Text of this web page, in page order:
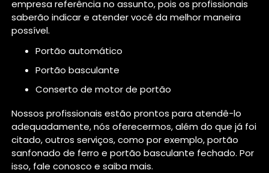
empresa referência no assunto, pois os profissionais
saberão indicar e atender você da melhor maneira
possível.
portão automático
portão basculante
conserto de motor de portão
Nossos profissionais estão prontos para atendê-lo
adequadamente, nós oferecermos, além do que já foi
citado, outros serviços, como por exemplo, portão
sanfonado de ferro e portão basculante fechado. Por
isso, fale conosco e saiba mais.